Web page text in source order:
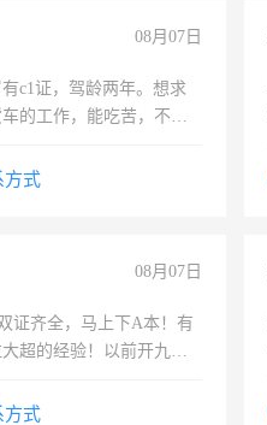
08月07日
c1证，驾龄两年。想求
的工作，能吃苦，不怕
方式
08月07日
证齐全，马上下A本！有
超的经验！以前开九米
方式